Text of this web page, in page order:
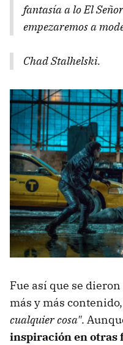
fantasía a lo El
empezaremos a
Chad Stalhelski.
Fue así que se
más y más
cualquier cosa".
inspiración en otras